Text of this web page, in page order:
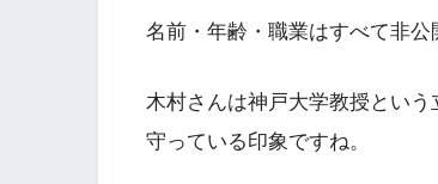
名前・年齢・職業はすべて非公
木村さんは神戸大学教授とい
守っている印象ですね。